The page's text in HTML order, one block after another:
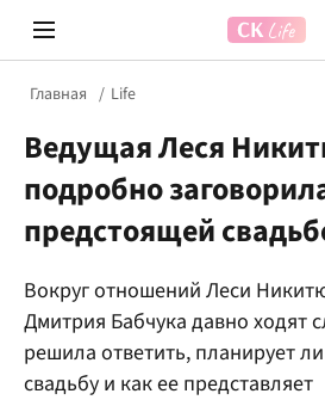
Prosecco Time
Главная Life
Ведущая Леся
подробно
предстоящей
Вокруг отношений Леси
Дмитрия Бабчука давно ходят
решила ответить, планирует
свадьбу и как ее представляет